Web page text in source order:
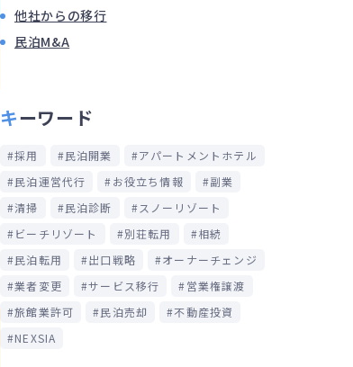
他社からの移行
民泊M&A
キーワード
採用 民泊開業
アパートメントホテル
民泊運営代行
お役立ち情報
副業
清掃
民泊診断
スノーリゾート
ビーチリゾート
別荘転用
相続
民泊転用
出口戦略
オーナーチェンジ
業者変更
サービス移行
営業権譲渡
旅館業許可
民泊売却
不動産投資
NEXSIA